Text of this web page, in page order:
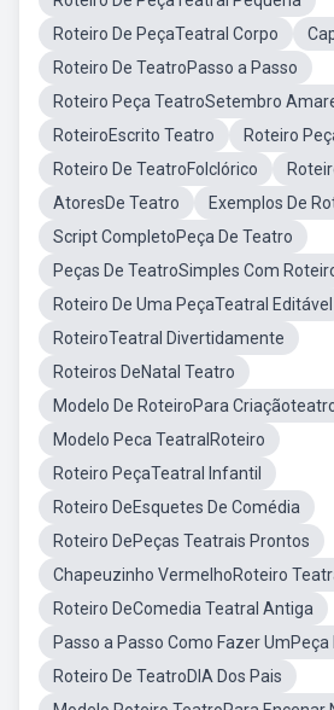
Roteiro De PeçaTeatral Corpo
Roteiro De TeatroPasso a Passo
Roteiro Peça TeatroSetembro
RoteiroEscrito Teatro
Roteiro
Roteiro De TeatroFolclórico
AtoresDe Teatro
Exemplos De
Script CompletoPeça De Teatro
Peças De TeatroSimples Com
Roteiro De Uma PeçaTeatral Editável
RoteiroTeatral Divertidamente
Roteiros DeNatal Teatro
Modelo De RoteiroPara
Modelo Peca TeatralRoteiro
Roteiro PeçaTeatral Infantil
Roteiro DeEsquetes De Comédia
Roteiro DePeças Teatrais Prontos
Chapeuzinho VermelhoRoteiro
Roteiro DeComedia Teatral Antiga
Passo a Passo Como Fazer UmPeça
Roteiro De TeatroDIA Dos Pais